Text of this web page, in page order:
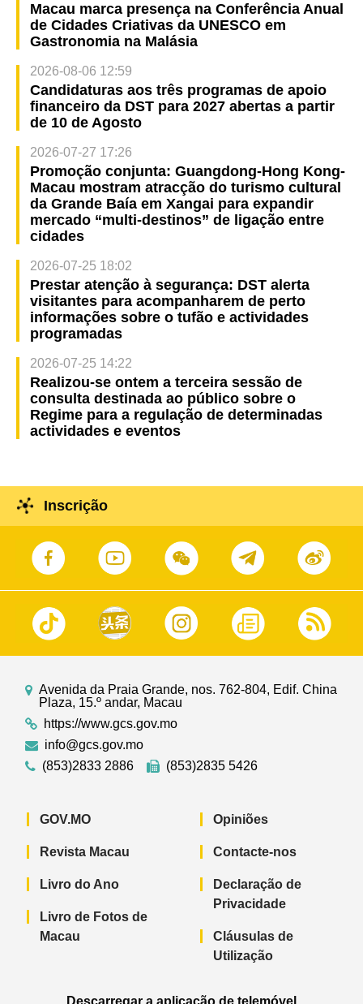
Macau marca presença na Conferência Anual
de Cidades Criativas da UNESCO em
Gastronomia na Malásia
2026-08-06 12:59
Candidaturas aos três programas de apoio
financeiro da DST para 2027 abertas a partir
de 10 de Agosto
2026-07-27 17:26
Promoção conjunta: Guangdong-Hong Kong-
Macau mostram atracção do turismo cultural
da Grande Baía em Xangai para expandir
mercado “multi-destinos” de ligação entre
cidades
2026-07-25 18:02
Prestar atenção à segurança: DST alerta
visitantes para acompanharem de perto
informações sobre o tufão e actividades
programadas
2026-07-25 14:22
Realizou-se ontem a terceira sessão de
consulta destinada ao público sobre o
Regime para a regulação de determinadas
actividades e eventos
Inscrição
Avenida da Praia Grande, nos. 762-804, Edif. China
Plaza, 15.º andar, Macau
https://www.gcs.gov.mo
info@gcs.gov.mo
(853)2833 2886
(853)2835 5426
GOV.MO
Revista Macau
Livro do Ano
Livro de Fotos de
Macau
Opiniões
Contacte-nos
Declaração de
Privacidade
Cláusulas de
Utilização